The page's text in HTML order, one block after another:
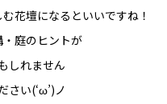
花壇になるといいですね！
庭のヒントが
しれません
さい(‘ω’)ノ